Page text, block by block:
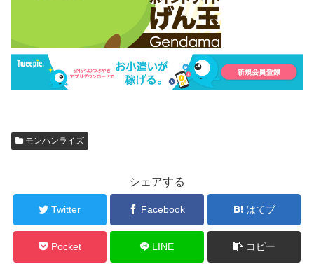
モンハンライズ
シェアする
Twitter Facebook はてブ
Pocket LINE コピー